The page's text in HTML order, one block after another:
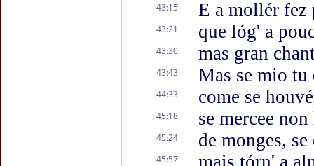
43:15 E a mollér fez
43:21 que lóg' a
43:30 mas gran
43:43 Mas se mio tu
44:33 come se
45:18 se mercee
45:24 de monges,
45:57 mais tórn' a